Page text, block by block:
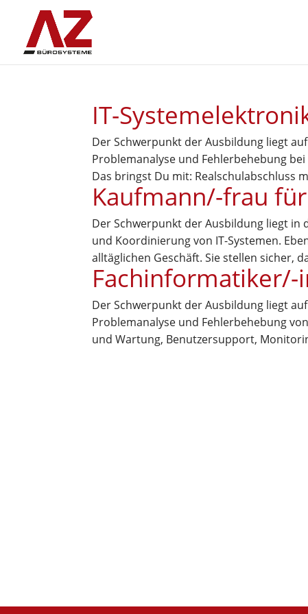
IT-
Der Schwerpunkt der Ausbildung liegt
Problemanalyse und Fehlerbehebung
Das bringst Du mit: Realschulabschluss
Kaufmann/-frau
Der Schwerpunkt der Ausbildung liegt
und Koordinierung von IT-Systemen.
alltäglichen Geschäft. Sie stellen sicher,
Der Schwerpunkt der Ausbildung liegt
Problemanalyse und Fehlerbehebung
und Wartung, Benutzersupport,